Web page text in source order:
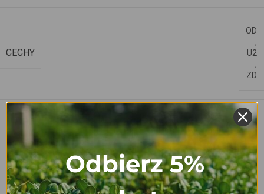
CECHY
OD
,
U2
,
ZD
KOLOR
czarny
szary ciemny
,
szary jasny
,
taupe
Odbierz 5%